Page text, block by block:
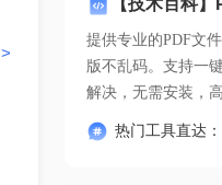
提供专业的PDF文
解决，无需安装，
热门工具直达：